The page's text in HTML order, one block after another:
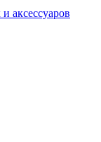
аксессуаров